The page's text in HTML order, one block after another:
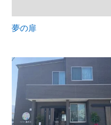
夢の扉